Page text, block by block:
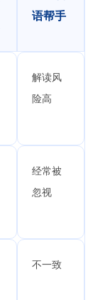
语帮手
解读风
险高
经常被
忽视
不一致